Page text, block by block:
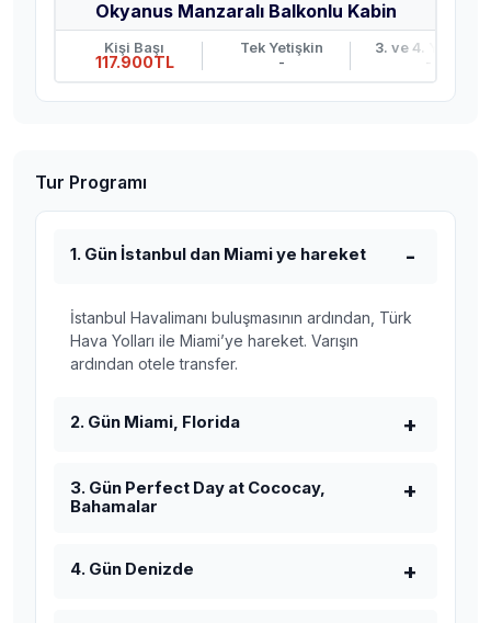
Okyanus Manzaralı Balkonlu Kabin
Kişi Başı
117.900TL
Tek Yetişkin
-
3. ve 4. Yetişkin
-
Tur Programı
1. Gün İstanbul dan Miami ye hareket
İstanbul Havalimanı buluşmasının ardından, Türk
Hava Yolları ile Miami’ye hareket. Varışın
ardından otele transfer.
2. Gün Miami, Florida
3. Gün Perfect Day at Cococay,
Bahamalar
4. Gün Denizde